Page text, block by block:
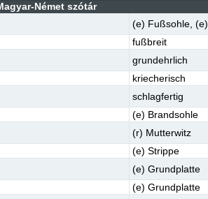
Német szótár
(e) Fußsohle (e)
fußbreit
grundehrlich
kriecherisch
schlagfertig
(e) Brandsohle
(r) Mutterwitz
(e) Strippe
(e) Grundplatte
(e) Grundplatte